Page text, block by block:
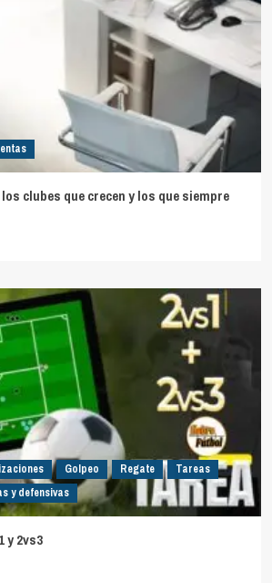
clubes que crecen y los que siempre
Golpeo Regate
Tareas
y defensivas
y 2vs3